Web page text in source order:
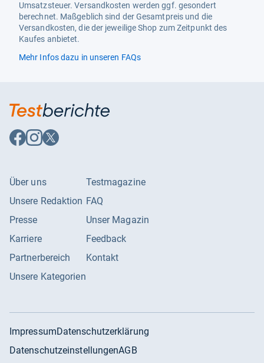
Umsatzsteuer. Versandkosten werden ggf. gesondert
berechnet. Maßgeblich sind der Gesamtpreis und die
Versandkosten, die der jeweilige Shop zum Zeitpunkt des
Kaufes anbietet.
Mehr Infos dazu in unseren FAQs
Auf
Facebook
Auf
Instagram
Auf
X
Über uns
Unsere Redaktion
Presse
Karriere
Partnerbereich
Unsere Kategorien
Testmagazine
FAQ
Unser Magazin
Feedback
Kontakt
ImpressumDatenschutzerklärung
DatenschutzeinstellungenAGB